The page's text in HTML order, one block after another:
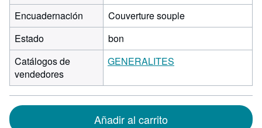
Encuadernación
Couverture souple
Estado
bon
Catálogos de
vendedores
GENERALITES
Añadir al carrito